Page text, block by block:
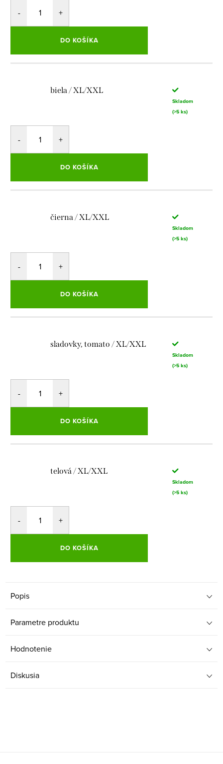
DO KOŠÍKA
biela / XL/XXL
Skladom
(>5 ks)
DO KOŠÍKA
čierna / XL/XXL
Skladom
(>5 ks)
DO KOŠÍKA
sladovky, tomato / XL/XXL
Skladom
(>5 ks)
DO KOŠÍKA
telová / XL/XXL
Skladom
(>5 ks)
DO KOŠÍKA
Popis
Parametre produktu
Hodnotenie
Diskusia